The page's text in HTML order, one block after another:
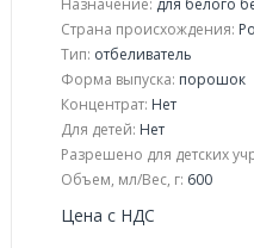
Назначение: для белого
Страна происхождения:
Тип: отбеливатель
Форма выпуска: порошок
Концентрат: Нет
Для детей: Нет
Разрешено для детских
Объем, мл/Вес, г: 600
Цена с НДС